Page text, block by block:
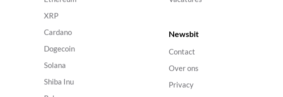
XRP
Cardano
Dogecoin
Solana
Shiba Inu
Newsbit
Contact
Over ons
Privacy